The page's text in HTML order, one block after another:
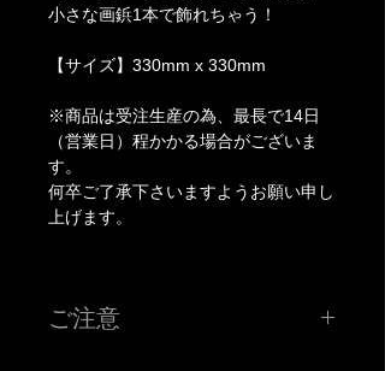
小さな画鋲1本で飾れちゃう！
【サイズ】330mm x 330mm
※商品は受注生産の為、最長で14日
（営業日）程かかる場合がございま
す。
何卒ご了承下さいますようお願い申し
上げます。
ご注意